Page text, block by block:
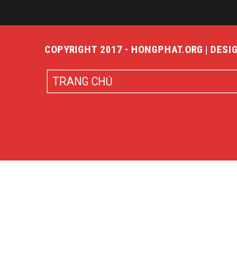
COPYRIGHT 2017 - HONGPHAT.ORG |